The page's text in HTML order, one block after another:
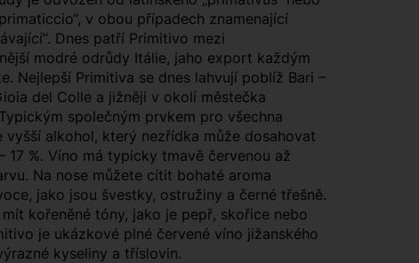
v obou případech znamenající
Dnes patří Primitivo mezi
modré odrůdy Itálie, jaho export každým
Nejlepší Primitiva se dnes lahvují poblíž Bari –
del Colle a jižněji v okolí městečka
společným prvkem pro všechna
vyšší alkohol, který nezřídka může dosahovat
17 %. Víno má typicky tmavě červenou až
Na nose můžete cítit bohaté aroma
jako jsou švestky, ostružiny a černé třešně.
kořeněné tóny, jako je pepř, skořice nebo
je ukázkové plné červené víno jižanského
kyseliny a tříslovin.